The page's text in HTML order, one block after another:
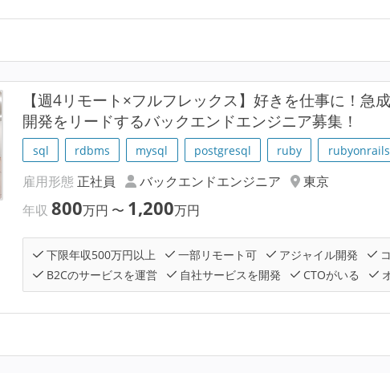
【週4リモート×フルフレックス】好きを仕事に！急
開発をリードするバックエンドエンジニア募集！
sql rdbms mysql postgresql ruby rubyonrails
雇用形態 正社員 バックエンドエンジニア
東京
年収800万円 〜 1,200万円
下限年収500万円以上 一部リモート可 アジャイル開発
B2Cのサービスを運営
自社サービスを開発 CTOがいる